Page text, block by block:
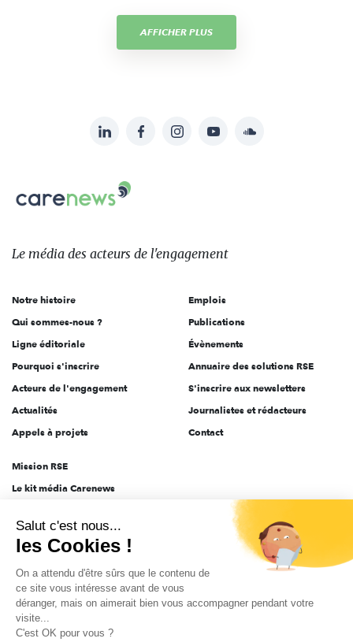
AFFICHER PLUS
sur:
LinkedInFacebookInstagramYouTubeSoundcloud
Carenews,
Le
des
l'engagement
Le média des acteurs de l'engagement
Notre histoire
Qui sommes-nous ?
Ligne éditoriale
Pourquoi s'inscrire
Acteurs de l'engagement
Actualités
Appels à projets
Emplois
Publications
Évènements
Annuaire des solutions RSE
S'inscrire aux newsletters
Journalistes et rédacteurs
Contact
Mission RSE
Le kit média Carenews
AEF info
Novethic
PRODURABLE
Inclusiv Day
Salut c'est nous...
les Cookies !
On a attendu d'être sûrs que le contenu de
ce site vous intéresse avant de vous
déranger, mais on aimerait bien vous accompagner pendant votre
visite...
C'est OK pour vous ?